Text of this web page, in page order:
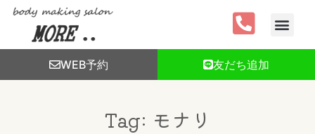
WEB予約 友だち追加
Tag: モナリ